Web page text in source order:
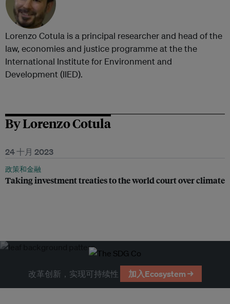
Lorenzo Cotula is a principal researcher and head of the
law, economies and justice programme at the the
International Institute for Environment and
Development (IIED).
By Lorenzo Cotula
24 十月 2023
政策和金融
Taking investment treaties to the world court over climate
改革创新，实现可持续性 加入Ecosystem →